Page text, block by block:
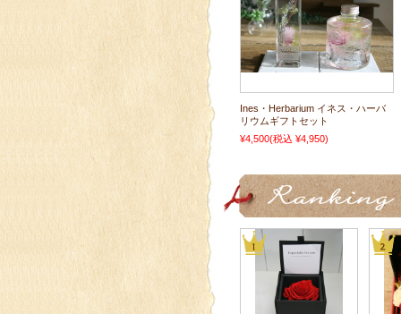
Ines・Herbarium イネス・ハーバ
リウムギフトセット
¥4,500(税込 ¥4,950)